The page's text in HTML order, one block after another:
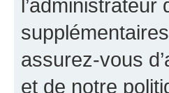
assurez-vous
et de notre